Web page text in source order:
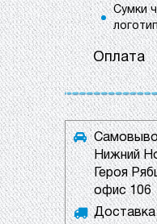
Сумки
Оплата
Нижний
Героя
офис 106
Доставка